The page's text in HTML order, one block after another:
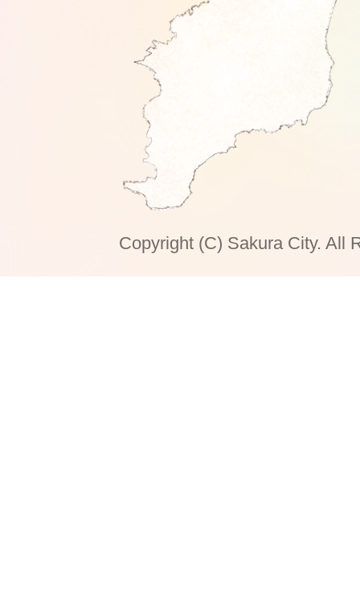
Copyright (C) Sakura City. All